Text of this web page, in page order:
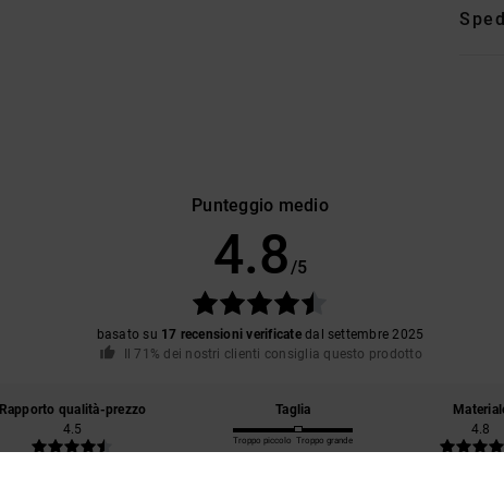
Punteggio medio
4.8 /5
basato su 17 recensioni verificatedal settembre 2025
Il 71% dei nostri clienti consiglia questo prodotto
Rapporto qualità-prezzo
4.5
Taglia
Troppo piccolo Troppo grande
4.8